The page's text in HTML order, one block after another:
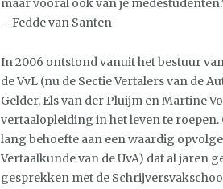
maar vooral ook van je medestudenten.’
– Fedde van Santen
In 2006 ontstond vanuit het bestuur
de VvL (nu de Sectie Vertalers van de
Gelder, Els van der Pluijm en Martine
vertaalopleiding in het leven te
lang behoefte aan een waardig
Vertaalkunde van de UvA) dat al jaren
gesprekken met de